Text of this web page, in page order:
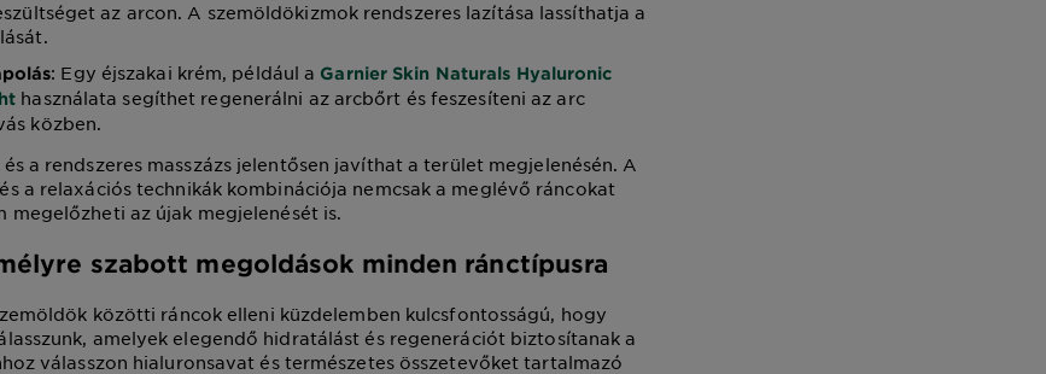
az arcon. A szemöldökizmok rendszeres lazítása lassíthatja a
: Egy éjszakai krém, például a Garnier Skin Naturals Hyaluronic
használata segíthet regenerálni az arcbőrt és feszesíteni az arc
közben.
a rendszeres masszázs jelentősen javíthat a terület megjelenésén. A
a relaxációs technikák kombinációja nemcsak a meglévő ráncokat
megelőzheti az újak megjelenését is.
szabott megoldások minden ránctípusra
közötti ráncok elleni küzdelemben kulcsfontosságú, hogy
amelyek elegendő hidratálást és regenerációt biztosítanak a
válasszon hialuronsavat és természetes összetevőket tartalmazó